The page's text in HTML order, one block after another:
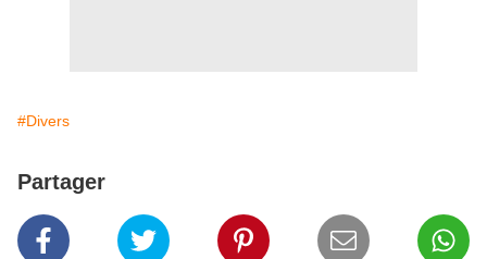
#Divers
Partager